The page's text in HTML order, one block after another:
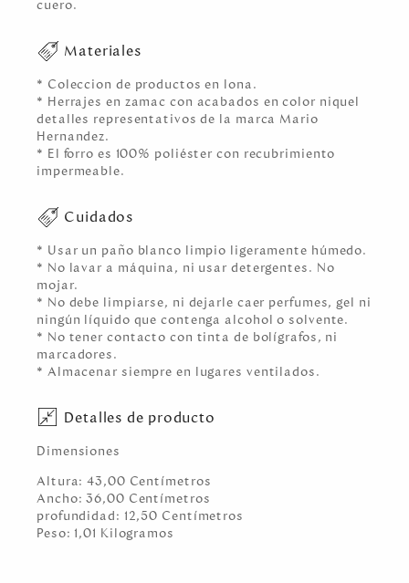
cuero.
Materiales
* Coleccion de productos en lona.
* Herrajes en zamac con acabados en color niquel
detalles representativos de la marca Mario
Hernandez.
* El forro es 100% poliéster con recubrimiento
impermeable.
Cuidados
* Usar un paño blanco limpio ligeramente húmedo.
* No lavar a máquina, ni usar detergentes. No
mojar.
* No debe limpiarse, ni dejarle caer perfumes, gel ni
ningún líquido que contenga alcohol o solvente.
* No tener contacto con tinta de bolígrafos, ni
marcadores.
* Almacenar siempre en lugares ventilados.
Detalles de producto
Dimensiones
Altura:43,00 Centímetros
Ancho:36,00 Centímetros
profundidad: 12,50 Centímetros
Peso: 1,01 Kilogramos